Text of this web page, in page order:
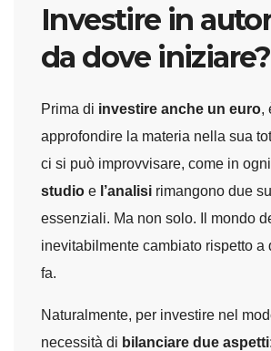
Investire in
da dove iniziare?
Prima di investire anche un euro,
approfondire la materia nella sua
ci si può improvvisare, come in
studio e l’analisi rimangono due
essenziali. Ma non solo. Il mondo
inevitabilmente cambiato rispetto a
fa.
Naturalmente, per investire nel
necessità di bilanciare due aspetti